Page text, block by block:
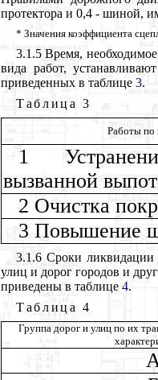
протектора и 0,4 - шиной,
* Значения коэффициента
3.1.5 Время,
вида работ,
приведенных в таблице 3.
Таблица3
Работы по
1
вызванной
2 Очистка
3 Повышение
3.1.6 Сроки ликвидации
улиц и дорог городов и
приведены в таблице 4.
Таблица4
Группа дорог и улиц по их